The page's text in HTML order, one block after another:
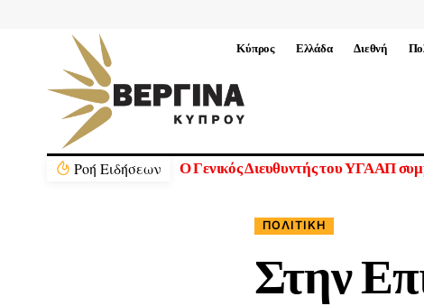
Κύπρος Ελλάδα Διεθνή
Ρoή Ειδήσεων Η ΕΕ διαθέτει 1,4 δισ. ευρώ από τους
ΠΟΛΙΤΙΚΉ
Στην